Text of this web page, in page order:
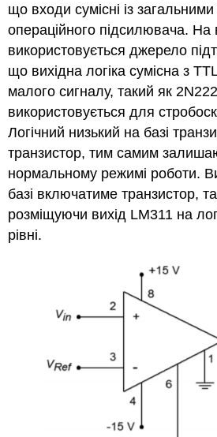
що входи сумісні із
операційного підсилювача. На
використовується джерело
що вихідна логіка сумісна з
малого сигналу, такий як
використовується для
Логічний низький на базі
транзистор, тим самим
нормальному режимі роботи.
базі включатиме транзистор,
розміщуючи вихід LM311 на
рівні.